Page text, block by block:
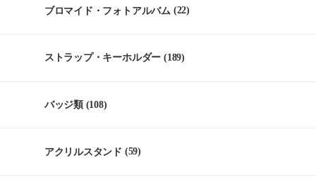
ブロマイド・フォトアルバム (22)
ストラップ・キーホルダー (189)
バッジ類(108)
アクリルスタンド (59)